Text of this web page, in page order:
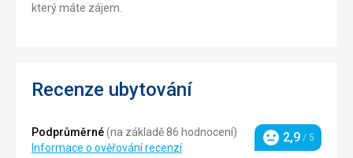
který máte zájem.
Recenze ubytování
Podprůměrné(na základě 86 hodnocení)
Informace o ověřování recenzí
Hodnocení
2,9 / 5